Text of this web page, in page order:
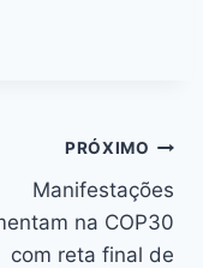
n
PRÓXIMO
Manifestações
na COP30
com reta final de